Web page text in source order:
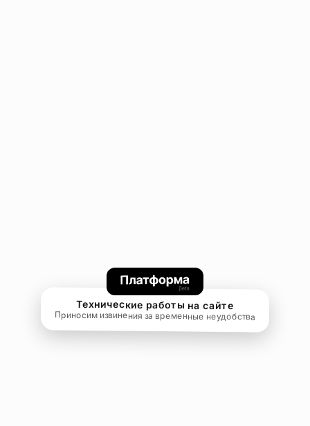
Технические работы на сайте
Приносим извинения за временные неудобства